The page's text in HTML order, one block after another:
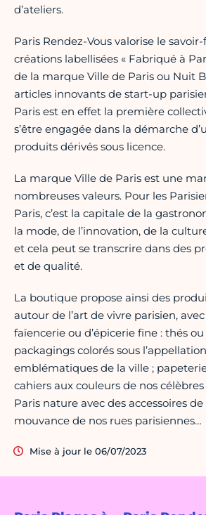
d’ateliers.
Paris Rendez-Vous valorise le
créations labellisées « Fabriqué à
de la marque Ville de Paris ou Nuit
articles innovants de start-up
Paris est en effet la première
s’être engagée dans la démarche
produits dérivés sous licence.
La marque Ville de Paris est une
nombreuses valeurs. Pour les
Paris, c’est la capitale de la
la mode, de l’innovation, de la
et cela peut se transcrire dans des
et de qualité.
La boutique propose ainsi des
autour de l’art de vivre parisien,
faïencerie ou d’épicerie fine : thés
packagings colorés sous
emblématiques de la ville ;
cahiers aux couleurs de nos
Paris nature avec des accessoires
mouvance de nos rues parisiennes…
Mise à jour le 06/07/2023